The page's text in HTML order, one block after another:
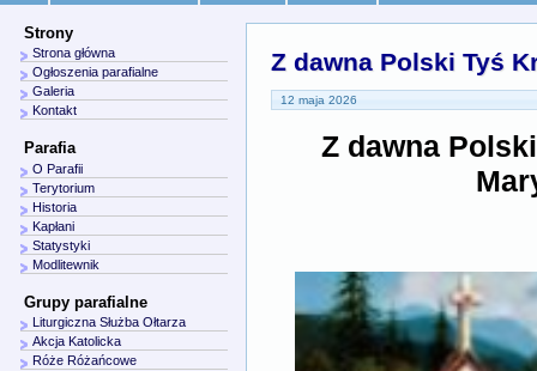
Z dawna Polski Tyś
12 maja 2026
Z dawna
Strony
Strona główna
Ogłoszenia parafialne
Galeria
Kontakt
Parafia
O Parafii
Terytorium
Historia
Kapłani
Statystyki
Modlitewnik
Grupy parafialne
Liturgiczna Służba Ołtarza
Akcja Katolicka
Róże Różańcowe